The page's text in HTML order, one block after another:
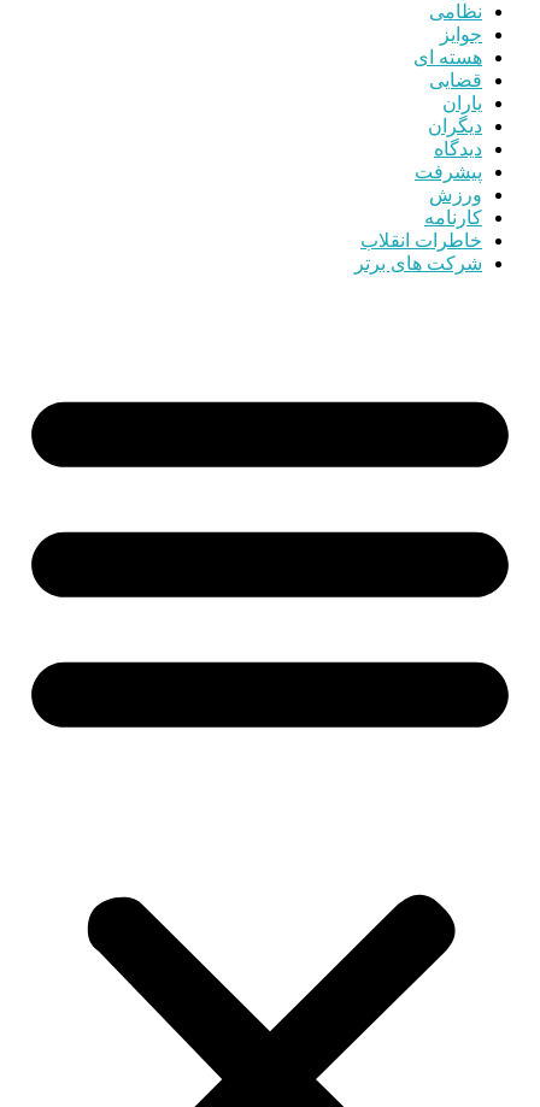
نظامی
جوایز
هسته ای
قضایی
یاران
دیگران
دیدگاه
پیشرفت
ورزش
کارنامه
خاطرات انقلاب
شرکت های برتر